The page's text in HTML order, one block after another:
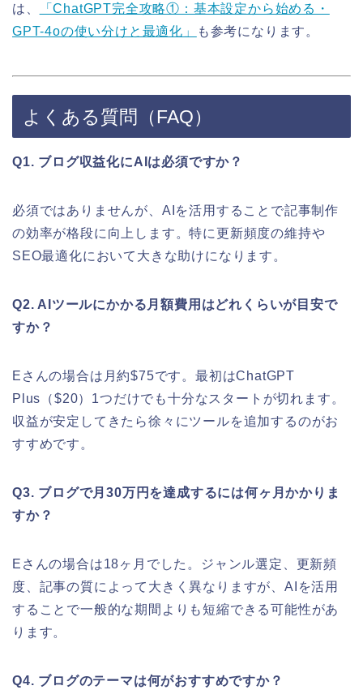
は、
「ChatGPT完全攻略①：基本設定から始める・
GPT-4oの使い分けと最適化」
も参考になります。
よくある質問（FAQ）
Q1. ブログ収益化にAIは必須ですか？
必須ではありませんが、AIを活用することで記事制作
の効率が格段に向上します。特に更新頻度の維持や
SEO最適化において大きな助けになります。
Q2. AIツールにかかる月額費用はどれくらいが目安で
すか？
Eさんの場合は月約$75です。最初はChatGPT
Plus（$20）1つだけでも十分なスタートが切れます。
収益が安定してきたら徐々にツールを追加するのがお
すすめです。
Q3. ブログで月30万円を達成するには何ヶ月かかりま
すか？
Eさんの場合は18ヶ月でした。ジャンル選定、更新頻
度、記事の質によって大きく異なりますが、AIを活用
することで一般的な期間よりも短縮できる可能性があ
ります。
Q4. ブログのテーマは何がおすすめですか？